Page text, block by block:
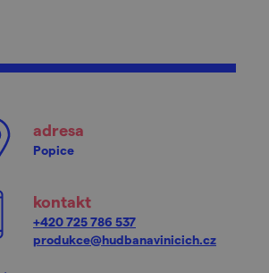
adresa
Popice
kontakt
+420 725 786 537
produkce@hudbanavinicich.cz